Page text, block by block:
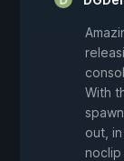
With
out,